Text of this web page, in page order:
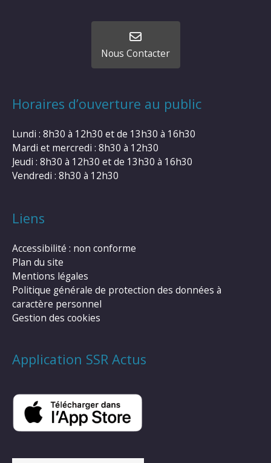
Nous Contacter
Horaires d’ouverture au public
Lundi : 8h30 à 12h30 et de 13h30 à 16h30
Mardi et mercredi : 8h30 à 12h30
Jeudi : 8h30 à 12h30 et de 13h30 à 16h30
Vendredi : 8h30 à 12h30
Liens
Accessibilité : non conforme
Plan du site
Mentions légales
Politique générale de protection des données à
caractère personnel
Gestion des cookies
Application SSR Actus